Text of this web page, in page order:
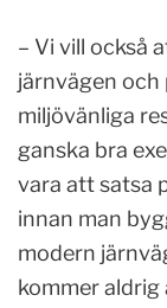
– Vi vill också
järnvägen
miljövänliga
ganska bra
vara att satsa
innan man
modern
kommer aldrig